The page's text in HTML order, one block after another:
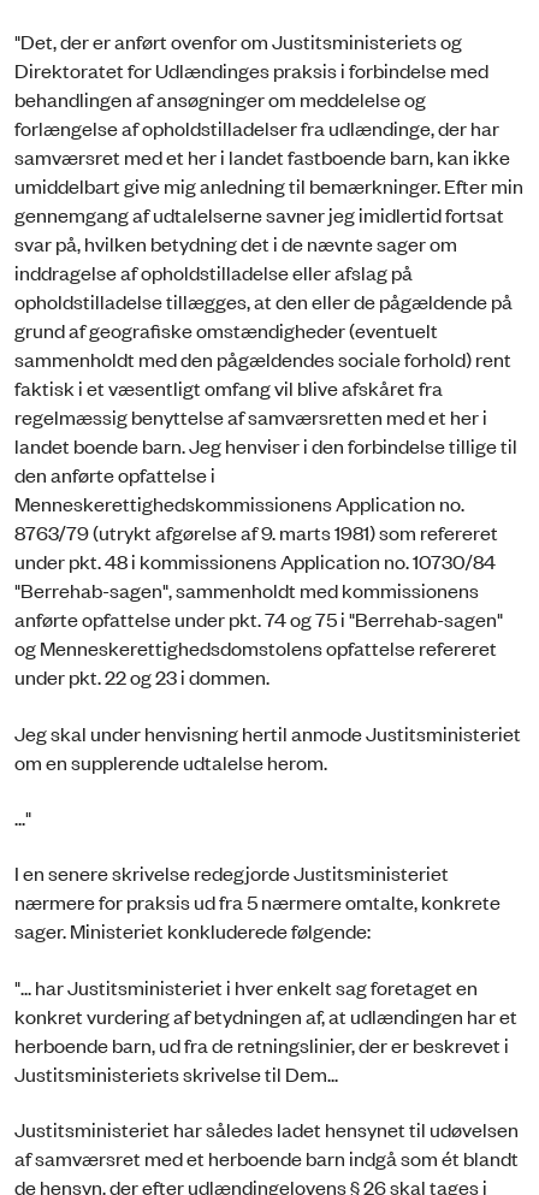
"Det, der er anført ovenfor om Justitsministeriets og
Direktoratet for Udlændinges praksis i forbindelse med
behandlingen af ansøgninger om meddelelse og
forlængelse af opholdstilladelser fra udlændinge, der har
samværsret med et her i landet fastboende barn, kan ikke
umiddelbart give mig anledning til bemærkninger. Efter min
gennemgang af udtalelserne savner jeg imidlertid fortsat
svar på, hvilken betydning det i de nævnte sager om
inddragelse af opholdstilladelse eller afslag på
opholdstilladelse tillægges, at den eller de pågældende på
grund af geografiske omstændigheder (eventuelt
sammenholdt med den pågældendes sociale forhold) rent
faktisk i et væsentligt omfang vil blive afskåret fra
regelmæssig benyttelse af samværsretten med et her i
landet boende barn. Jeg henviser i den forbindelse tillige til
den anførte opfattelse i
Menneskerettighedskommissionens Application no.
8763/79 (utrykt afgørelse af 9. marts 1981) som refereret
under pkt. 48 i kommissionens Application no. 10730/84
"Berrehab-sagen", sammenholdt med kommissionens
anførte opfattelse under pkt. 74 og 75 i "Berrehab-sagen"
og Menneskerettighedsdomstolens opfattelse refereret
under pkt. 22 og 23 i dommen.
Jeg skal under henvisning hertil anmode Justitsministeriet
om en supplerende udtalelse herom.
..."
I en senere skrivelse redegjorde Justitsministeriet
nærmere for praksis ud fra 5 nærmere omtalte, konkrete
sager. Ministeriet konkluderede følgende:
"... har Justitsministeriet i hver enkelt sag foretaget en
konkret vurdering af betydningen af, at udlændingen har et
herboende barn, ud fra de retningslinier, der er beskrevet i
Justitsministeriets skrivelse til Dem...
Justitsministeriet har således ladet hensynet til udøvelsen
af samværsret med et herboende barn indgå som ét blandt
de hensyn, der efter udlændingelovens § 26 skal tages i